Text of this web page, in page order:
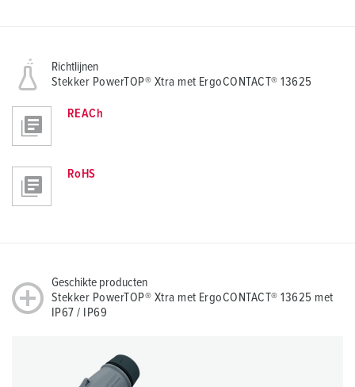
Richtlijnen
Stekker PowerTOP® Xtra met ErgoCONTACT® 13625
REACh
RoHS
Geschikte producten
Stekker PowerTOP® Xtra met ErgoCONTACT® 13625 met
IP67 / IP69